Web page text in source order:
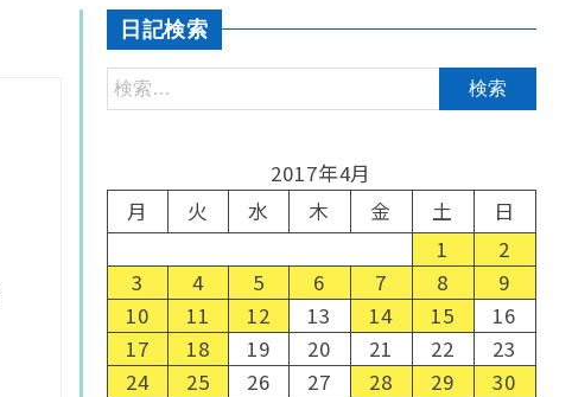
日記検索
2017年4月
月
火 水 木 金 土
日
1
2
3
4 5 6 7 8
9
10
11 12 13 14 15
16
17
18 19 20 21 22
23
24
25 26 27 28 29 30